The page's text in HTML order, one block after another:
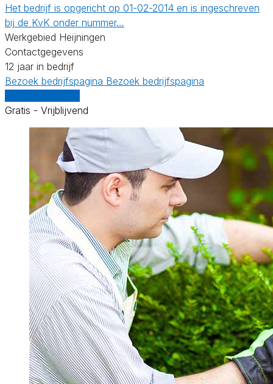
Het bedrijf is opgericht op 01-02-2014 en is ingeschreven
bij de KvK onder nummer…
Werkgebied Heijningen
Contactgegevens
12 jaar in bedrijf
Bezoek bedrijfspagina Bezoek bedrijfspagina
Gratis - Vrijblijvend